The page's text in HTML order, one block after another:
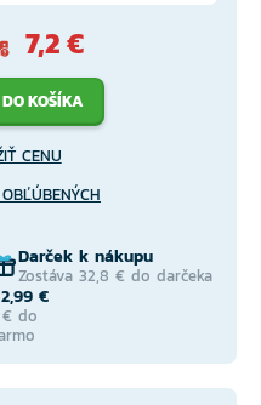
7,2 €
DO KOŠÍKA
CENU
Darček k nákupu
Zostáva 32,8 € do darčeka
€
€ do